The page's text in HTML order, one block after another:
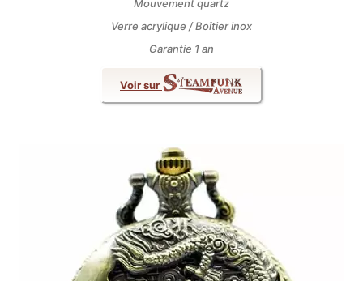
Mouvement quartz
Verre acrylique / Boîtier inox
Garantie 1 an
Voir sur